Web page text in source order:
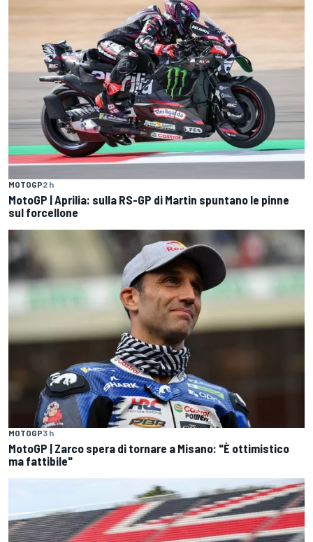
MOTOGP2 h
MotoGP | Aprilia: sulla RS-GP di Martin spuntano le pinne
sul forcellone
MOTOGP3 h
MotoGP | Zarco spera di tornare a Misano: "È ottimistico
ma fattibile"